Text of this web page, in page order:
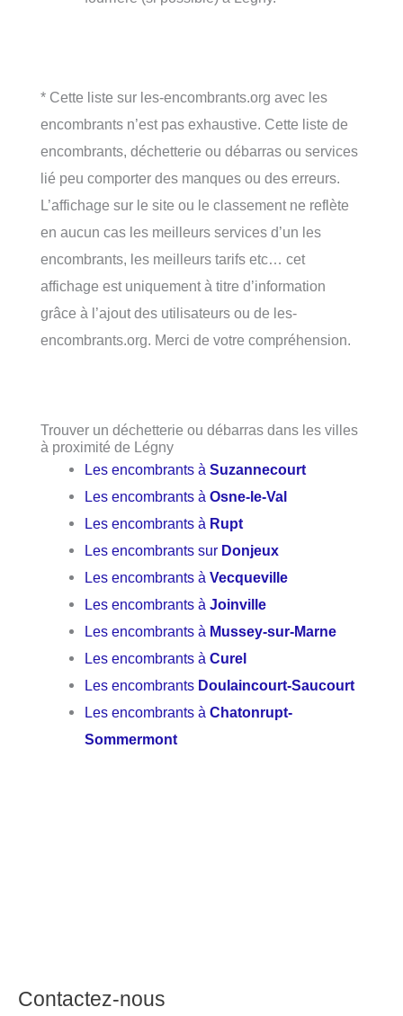
* Cette liste sur les-encombrants.org avec les
encombrants n’est pas exhaustive. Cette liste de
encombrants, déchetterie ou débarras ou services
lié peu comporter des manques ou des erreurs.
L’affichage sur le site ou le classement ne reflète
en aucun cas les meilleurs services d’un les
encombrants, les meilleurs tarifs etc… cet
affichage est uniquement à titre d’information
grâce à l’ajout des utilisateurs ou de les-
encombrants.org. Merci de votre compréhension.
Trouver un déchetterie ou débarras dans les villes
à proximité de Légny
Les encombrants àSuzannecourt
Les encombrants àOsne-le-Val
Les encombrants à Rupt
Les encombrants sur Donjeux
Les encombrants àVecqueville
Les encombrants àJoinville
Les encombrants à Mussey-sur-Marne
Les encombrants àCurel
Les encombrants Doulaincourt-Saucourt
Les encombrants àChatonrupt-
Sommermont
Contactez-nous